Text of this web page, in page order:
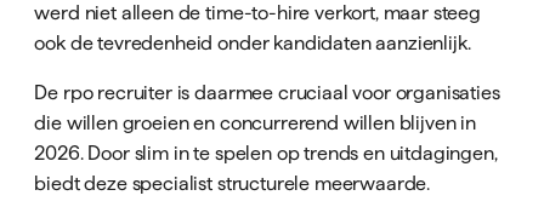
werd niet alleen de time-to-hire verkort, maar steeg
ook de tevredenheid onder kandidaten aanzienlijk.
De rpo recruiter is daarmee cruciaal voor organisaties
die willen groeien en concurrerend willen blijven in
2026. Door slim in te spelen op trends en uitdagingen,
biedt deze specialist structurele meerwaarde.